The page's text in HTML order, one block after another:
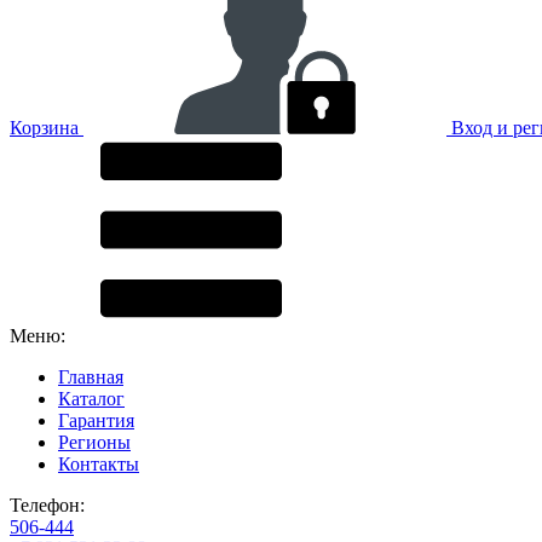
Корзина Вход и
Меню:
Главная
Каталог
Гарантия
Регионы
Контакты
Телефон:
506-444